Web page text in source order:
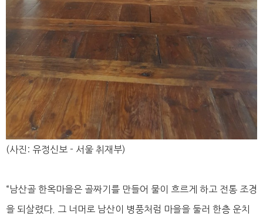
(사진: 유정신보 - 서울 취재부)
“남산골 한옥마을은 골짜기를 만들어 물이 흐르게 하고 전통 조경
을 되살렸다. 그 너머로 남산이 병풍처럼 마을을 둘러 한층 운치